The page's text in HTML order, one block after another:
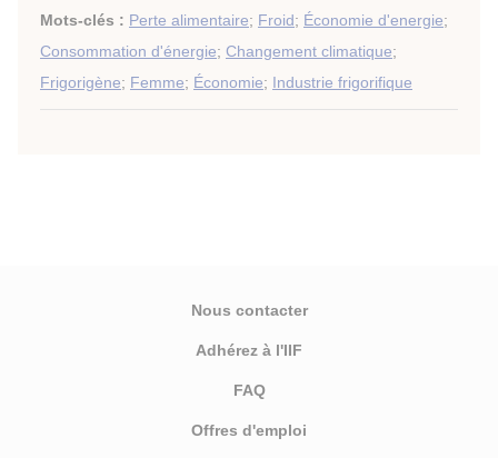
Mots-clés : Perte alimentaire; Froid; Économie d'energie;
Consommation d'énergie; Changement climatique;
Frigorigène; Femme; Économie; Industrie frigorifique
Nous contacter
Adhérez à l'IIF
FAQ
Offres d'emploi